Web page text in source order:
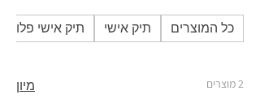
כל המוצרים תיק אישי תיק אישי פלוס
2 מוצרים מיון